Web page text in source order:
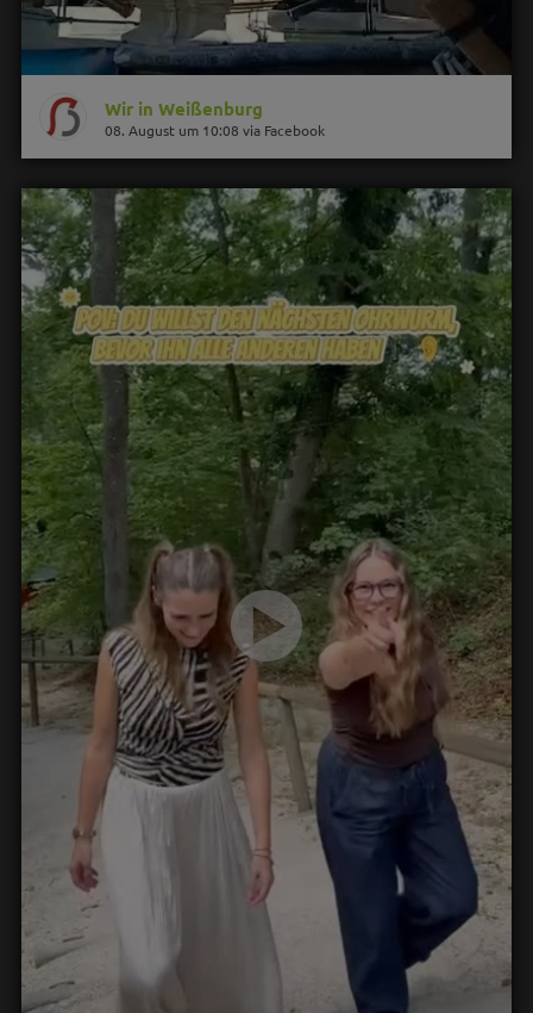
Wir in Weißenburg
08. August um 10:08 via Facebook